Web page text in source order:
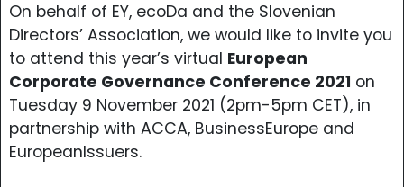
On behalf of EY, ecoDa and the Slovenian
Directors’ Association, we would like to invite you
to attend this year’s virtual European
Corporate Governance Conference 2021 on
Tuesday 9 November 2021 (2pm-5pm CET), in
partnership with ACCA, BusinessEurope and
EuropeanIssuers.